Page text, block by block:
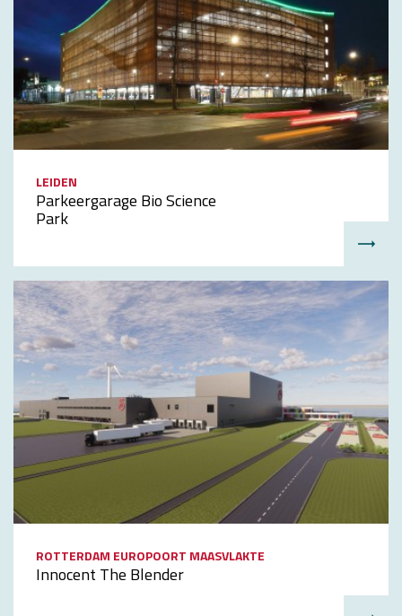
LEIDEN
Parkeergarage Bio Science
Park
ROTTERDAM EUROPOORT MAASVLAKTE
Innocent The Blender